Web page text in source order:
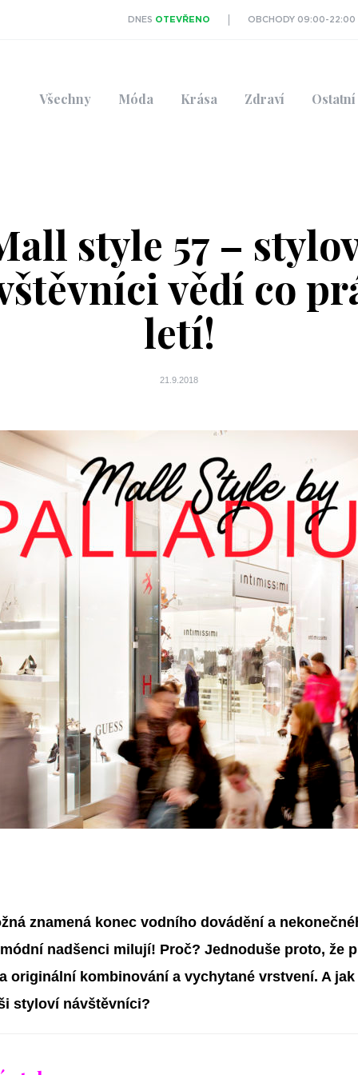
DNES OTEVŘENO OBCHODY 09:00-22:00
Všechny Móda Krása Zdraví Ostatní
style 57 –
vědí co
letí!
21.9.2018
znamená konec vodního dovádění a
nadšenci milují! Proč? Jednoduše proto, že
originální kombinování a vychytané vrstvení. A
styloví návštěvníci?